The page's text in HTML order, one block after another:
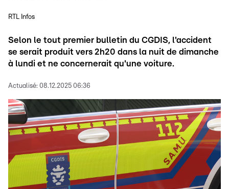
RTL Infos
Selon le tout premier bulletin du CGDIS, l'accident
se serait produit vers 2h20 dans la nuit de dimanche
à lundi et ne concernerait qu'une voiture.
Actualisé: 08.12.2025 06:36